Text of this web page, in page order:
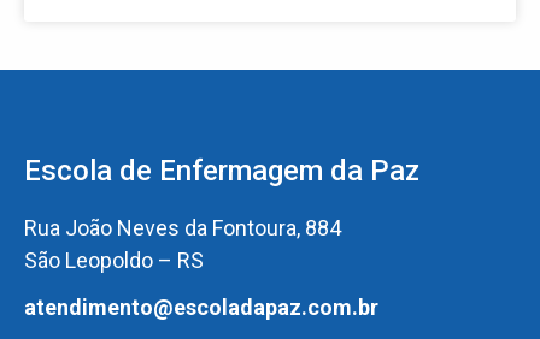
Escola de Enfermagem da Paz
Rua João Neves da Fontoura, 884
São Leopoldo – RS
atendimento@escoladapaz.com.br